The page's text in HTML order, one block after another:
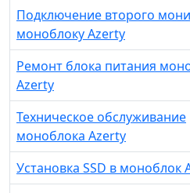
Подключение второго
моноблоку Azerty
Ремонт блока питания
Azerty
Техническое обслуживание
моноблока Azerty
Установка SSD в моноблок